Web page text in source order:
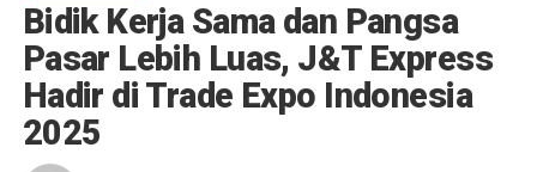
Bidik Kerja Sama dan Pangsa
Pasar Lebih Luas, J&T Express
Hadir di Trade Expo Indonesia
2025